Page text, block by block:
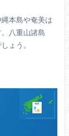
本島や奄美は
八重山諸島
ょう。